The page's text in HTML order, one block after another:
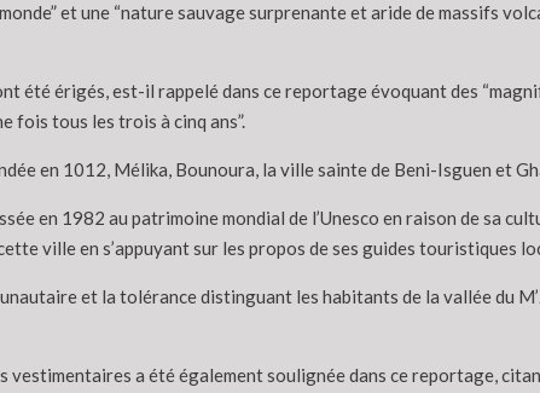
et une “nature sauvage surprenante et aride de massifs
été érigés, est-il rappelé dans ce reportage évoquant des
fois tous les trois à cinq ans”.
en 1012, Mélika, Bounoura, la ville sainte de Beni-Isguen et
en 1982 au patrimoine mondial de l’Unesco en raison de sa
ville en s’appuyant sur les propos de ses guides touristiques
et la tolérance distinguant les habitants de la vallée du
a été également soulignée dans ce reportage,